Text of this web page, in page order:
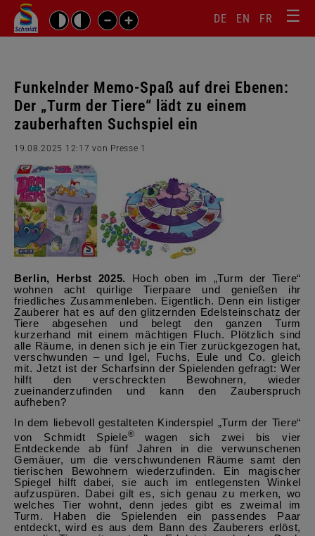
☰
DE EN FR
Suchbegriffe
Funkelnder Memo-Spaß auf drei Ebenen:
Der „Turm der Tiere“ lädt zu einem
zauberhaften Suchspiel ein
19.08.2025 12:17 von Presse 1
Berlin, Herbst 2025.
Hoch oben im „Turm der Tiere“
wohnen acht quirlige Tierpaare und genießen ihr
friedliches Zusammenleben. Eigentlich. Denn ein listiger
Zauberer hat es auf den glitzernden Edelsteinschatz der
Tiere abgesehen und belegt den ganzen Turm
kurzerhand mit einem mächtigen Fluch. Plötzlich sind
alle Räume, in denen sich je ein Tier zurückgezogen hat,
verschwunden – und Igel, Fuchs, Eule und Co. gleich
mit. Jetzt ist der Scharfsinn der Spielenden gefragt: Wer
hilft den verschreckten Bewohnern, wieder
zueinanderzufinden und kann den Zauberspruch
aufheben?
In dem liebevoll gestalteten Kinderspiel „Turm der Tiere“
von Schmidt Spiele®wagen sich zwei bis vier
Entdeckende ab fünf Jahren in die verwunschenen
Gemäuer, um die verschwundenen Räume samt den
tierischen Bewohnern wiederzufinden. Ein magischer
Spiegel hilft dabei, sie auch im entlegensten Winkel
aufzuspüren. Dabei gilt es, sich genau zu merken, wo
welches Tier wohnt, denn jedes gibt es zweimal im
Turm. Haben die Spielenden ein passendes Paar
entdeckt, wird es aus dem Bann des Zauberers erlöst,